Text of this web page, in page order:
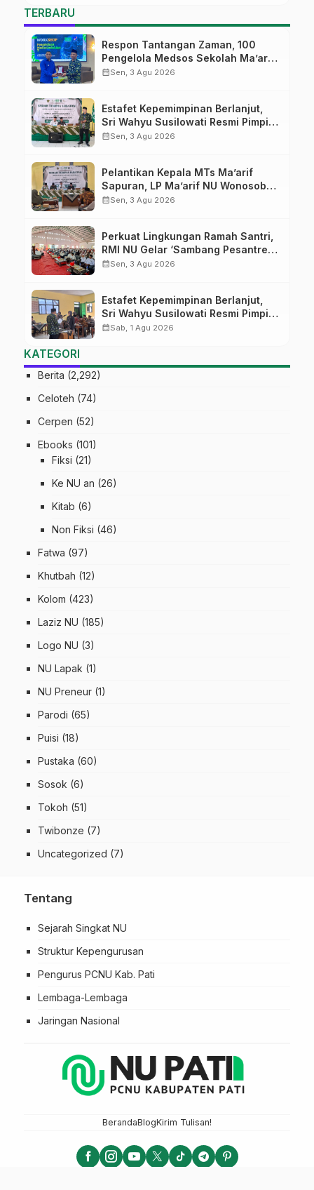
TERBARU
Respon Tantangan Zaman, 100
Pengelola Medsos Sekolah Ma’arif
Pekalongan Ikuti Pelatihan Literasi
calendar_monthSen, 3 Agu 2026
Estafet Kepemimpinan Berlanjut,
Sri Wahyu Susilowati Resmi Pimpin
MTs Ma’arif Sapuran
calendar_monthSen, 3 Agu 2026
Pelantikan Kepala MTs Ma’arif
Sapuran, LP Ma’arif NU Wonosobo
Tekankan Lima Amanah
calendar_monthSen, 3 Agu 2026
Perkuat Lingkungan Ramah Santri,
RMI NU Gelar ‘Sambang Pesantren’
di Pati
calendar_monthSen, 3 Agu 2026
Estafet Kepemimpinan Berlanjut,
Sri Wahyu Susilowati Resmi Pimpin
MTs Ma’arif Sapuran
calendar_monthSab, 1 Agu 2026
KATEGORI
Berita (2,292)
Celoteh (74)
Cerpen (52)
Ebooks (101)
Fiksi (21)
Ke NU an (26)
Kitab (6)
Non Fiksi (46)
Fatwa (97)
Khutbah (12)
Kolom (423)
Laziz NU (185)
Logo NU (3)
NU Lapak (1)
NU Preneur (1)
Parodi (65)
Puisi (18)
Pustaka (60)
Sosok (6)
Tokoh (51)
Twibonze (7)
Uncategorized (7)
Tentang
Sejarah Singkat NU
Struktur Kepengurusan
Pengurus PCNU Kab. Pati
Lembaga-Lembaga
Jaringan Nasional
BerandaBlogKirim Tulisan!